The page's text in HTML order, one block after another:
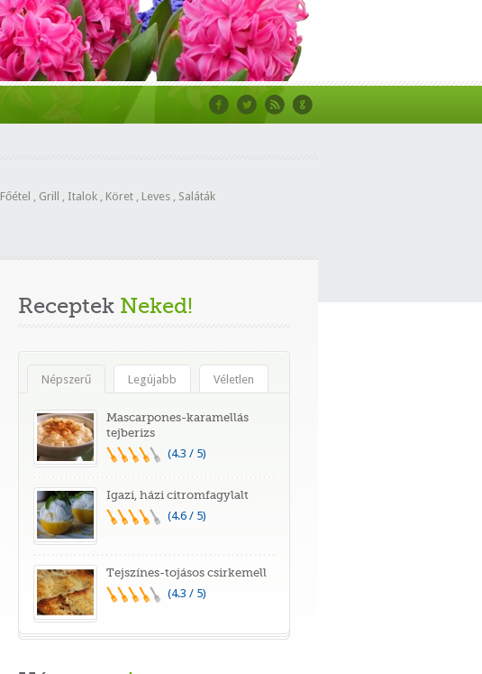
Főétel , Grill , Italok , Köret , Leves , Saláták
Receptek Neked!
Népszerű Legújabb Véletlen
Mascarpones-karamellás
tejberizs
(4.3 / 5)
Igazi, házi citromfagylalt
(4.6 / 5)
Tejszínes-tojásos csirkemell
(4.3 / 5)